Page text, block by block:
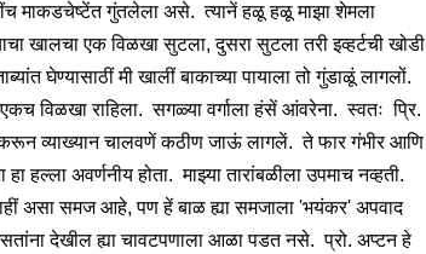
माकडचेष्टेंत गुंतलेला असे. त्यानें हळू हळू माझा शेमला
खालचा एक विळखा सुटला, दुसरा सुटला तरी इव्हर्टची खोडी
घेण्यासाठीं मी खालीं बाकाच्या पायाला तो गुंडाळूं लागलों.
एकच विळखा राहिला. सगळ्या वर्गाला हंसें आंवरेना. स्वतः प्रि.
व्याख्यान चालवणें कठीण जाऊं लागलें. ते फार गंभीर आणि
हल्ला अवर्णनीय होता. माझ्या तारांबळीला उपमाच नव्हती.
असा समज आहे, पण हें बाळ ह्या समजाला 'भयंकर' अपवाद
देखील ह्या चावटपणाला आळा पडत नसे. प्रो. अप्टन हे